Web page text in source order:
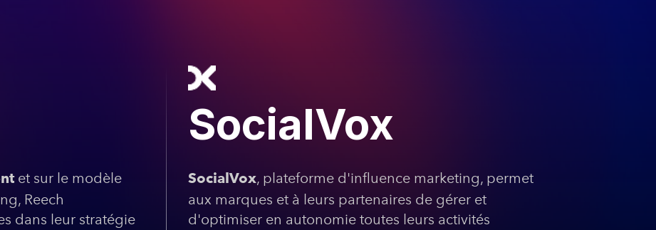
et sur le modèle
Reech
dans leur stratégie
SocialVox
SocialVox, plateforme d'influence marketing, permet
aux marques et à leurs partenaires de gérer et
d'optimiser en autonomie toutes leurs activités